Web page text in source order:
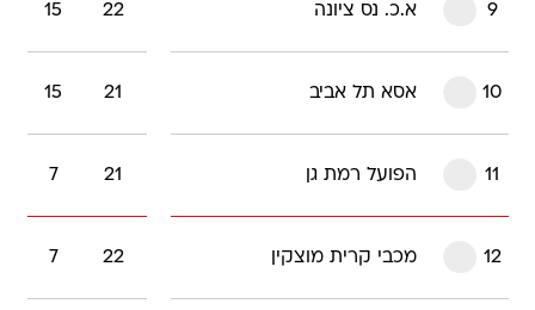
9 א.כ. נס ציונה 22
15
10 אסא תל אביב 21
15
11 הפועל רמת גן 21
7
12 מכבי קרית מוצקין 22
7